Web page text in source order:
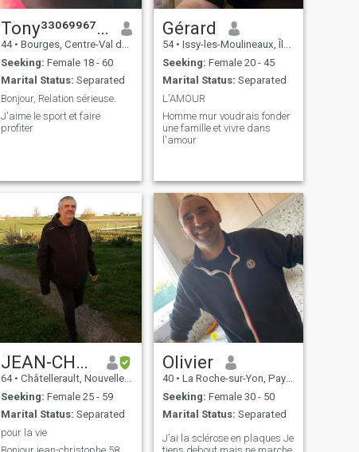
Tony³³⁰⁶⁹⁹⁶⁷⁸⁵⁶⁴
44 • Bourges, Centre-Val de Loire, France
Seeking: Female 18 - 60
Marital Status: Separated
Bonjour, Relation sérieuse.
J'aime le sport et faire
profiter
Gérard
54 • Issy-les-Moulineaux, Île-de-France, France
Seeking: Female 20 - 45
Marital Status: Separated
L'AMOUR
Homme mur voudrais fonder
une famille et vivre dans
l'amour
JEAN-CHRISTOPHE
64 • Châtellerault, Nouvelle-Aquitaine, France
Seeking: Female 25 - 59
Marital Status: Separated
pour la vie
Olivier
40 • La Roche-sur-Yon, Pays de la Loire, France
Seeking: Female 30 - 50
Marital Status: Separated
J’ai la sclérose en plaques Je